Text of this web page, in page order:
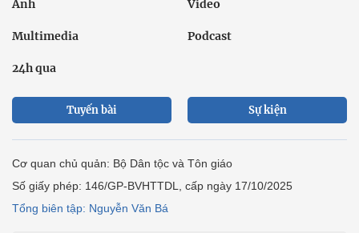
Ảnh Video
Multimedia Podcast
24h qua
Tuyến bài Sự kiện
Cơ quan chủ quản: Bộ Dân tộc và Tôn giáo
Số giấy phép: 146/GP-BVHTTDL, cấp ngày 17/10/2025
Tổng biên tập: Nguyễn Văn Bá